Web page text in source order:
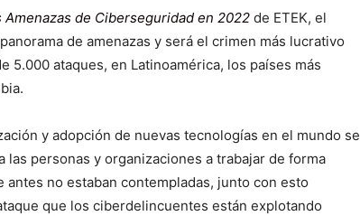
Amenazas de Ciberseguridad en 2022 de ETEK, el
de amenazas y será el crimen más lucrativo
5.000 ataques, en Latinoamérica, los países más
y adopción de nuevas tecnologías en el mundo se
las personas y organizaciones a trabajar de forma
no estaban contempladas, junto con esto
que los ciberdelincuentes están explotando